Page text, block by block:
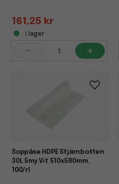
161,25 kr
i lager
- +
Soppåse HDPE Stjärnbotten
30L 5my Vit 510x580mm,
100/rl